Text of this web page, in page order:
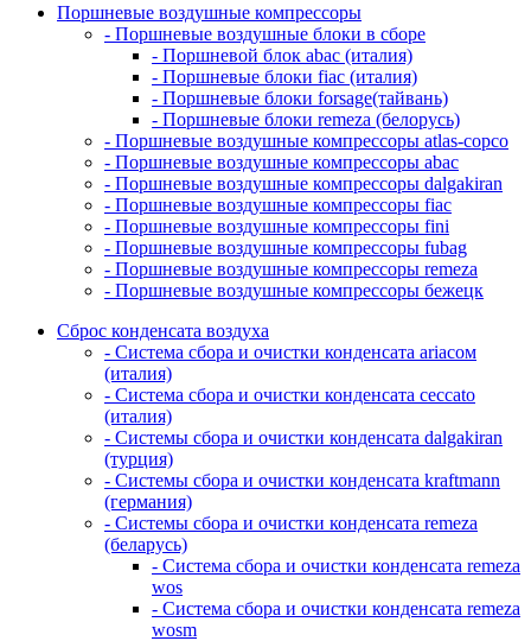
Поршневые воздушные компрессоры
- Поршневые воздушные блоки в сборе
- Поршневой блок abac (италия)
- Поршневые блоки fiac (италия)
- Поршневые блоки forsage(тайвань)
- Поршневые блоки remeza (белорусь)
- Поршневые воздушные компрессоры atlas-copco
- Поршневые воздушные компрессоры abac
- Поршневые воздушные компрессоры dalgakiran
- Поршневые воздушные компрессоры fiac
- Поршневые воздушные компрессоры fini
- Поршневые воздушные компрессоры fubag
- Поршневые воздушные компрессоры remeza
- Поршневые воздушные компрессоры бежецк
Сброс конденсата воздуха
- Система сбора и очистки конденсата ariacом
(италия)
- Система сбора и очистки конденсата ceccato
(италия)
- Системы сбора и очистки конденсата dalgakiran
(турция)
- Системы сбора и очистки конденсата kraftmann
(германия)
- Системы сбора и очистки конденсата remeza
(беларусь)
- Система сбора и очистки конденсата remeza
wos
- Система сбора и очистки конденсата remeza
wosm